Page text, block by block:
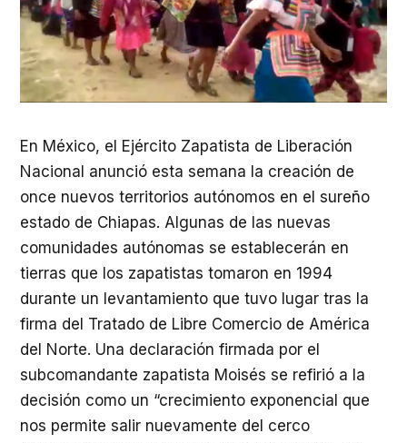
En México, el Ejército Zapatista de Liberación
Nacional anunció esta semana la creación de
once nuevos territorios autónomos en el sureño
estado de Chiapas. Algunas de las nuevas
comunidades autónomas se establecerán en
tierras que los zapatistas tomaron en 1994
durante un levantamiento que tuvo lugar tras la
firma del Tratado de Libre Comercio de América
del Norte. Una declaración firmada por el
subcomandante zapatista Moisés se refirió a la
decisión como un “crecimiento exponencial que
nos permite salir nuevamente del cerco